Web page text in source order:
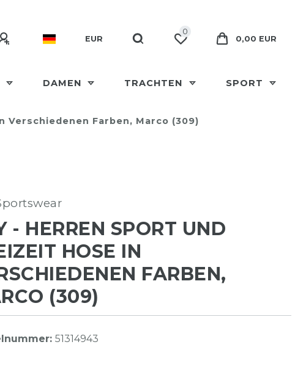
EUR
0
0,00 EUR
DAMEN TRACHTEN SPORT
Verschiedenen Farben, Marco (309)
- HERREN SPORT UND
HOSE IN
FARBEN,
(309)
51314943